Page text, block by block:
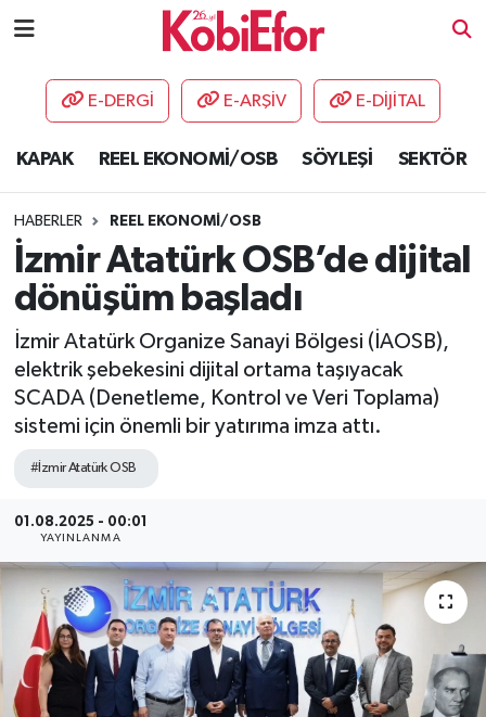
E-DERGİ E-ARŞİV E-DİJİTAL
KAPAK REEL EKONOMİ/OSB SÖYLEŞİ SEKTÖR
HABERLER REEL EKONOMİ/OSB
İzmir Atatürk OSB’de dijital
dönüşüm başladı
İzmir Atatürk Organize Sanayi Bölgesi (İAOSB),
elektrik şebekesini dijital ortama taşıyacak
SCADA (Denetleme, Kontrol ve Veri Toplama)
sistemi için önemli bir yatırıma imza attı.
#İzmir Atatürk OSB
01.08.2025 - 00:01
YAYINLANMA
AKADEMİ
DESTEK-TEŞVİK
ETKİNLİK
GÜNCEL
HABERLER
KAPAK
OSB
SEKTÖR
ŞİRKET PANO
SÖYLEŞİ
ÜLKE